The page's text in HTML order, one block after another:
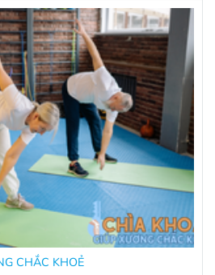
CHẮC KHOẺ